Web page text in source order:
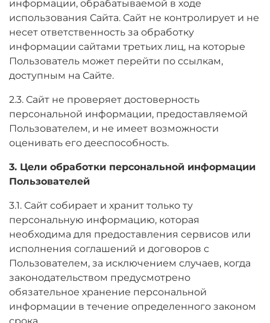
информации, обрабатываемой в ходе
использования Сайта. Сайт не контролирует и не
несет ответственность за обработку
информации сайтами третьих лиц, на которые
Пользователь может перейти по ссылкам,
доступным на Сайте.
2.3. Сайт не проверяет достоверность
персональной информации, предоставляемой
Пользователем, и не имеет возможности
оценивать его дееспособность.
3. Цели обработки персональной информации
Пользователей
3.1. Сайт собирает и хранит только ту
персональную информацию, которая
необходима для предоставления сервисов или
исполнения соглашений и договоров с
Пользователем, за исключением случаев, когда
законодательством предусмотрено
обязательное хранение персональной
информации в течение определенного законом